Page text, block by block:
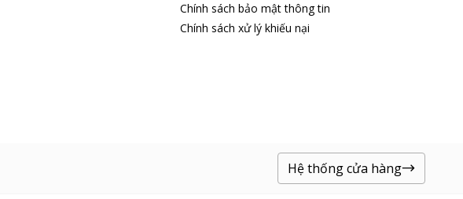
nghệ gió xoáy cực đại.
tách riêng biệt gió và bụi.
Chính sách bảo mật thông tin
Chính sách xử lý khiếu nại
Hệ thống cửa hàng